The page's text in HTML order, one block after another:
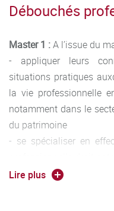
Débouchés
Master 1 :A l’issue du
- appliquer leurs
situations pratiques
la vie professionnelle
notamment dans le
du patrimoine
- se spécialiser en
(régime
Lire plus